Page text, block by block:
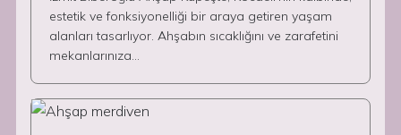
estetik ve fonksiyonelliği bir araya getiren yaşam
alanları tasarlıyor. Ahşabın sıcaklığını ve zarafetini
mekanlarınıza…